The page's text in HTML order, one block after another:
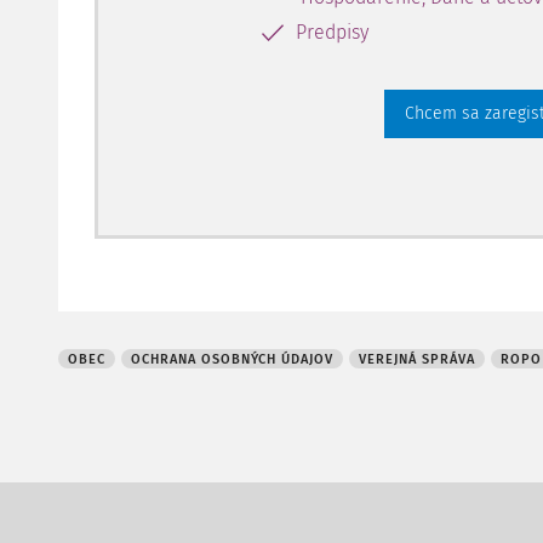
Predpisy
Chcem sa
OBEC OCHRANA OSOBNÝCH ÚDAJOV VEREJNÁ SPRÁVA ROPO